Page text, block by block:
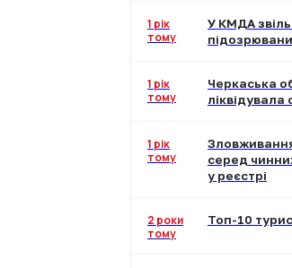
1 рік
тому
У КМДА
1 рік
тому
Черкаська
1 рік
тому
серед
у реєстрі
2 роки
тому
Топ-10